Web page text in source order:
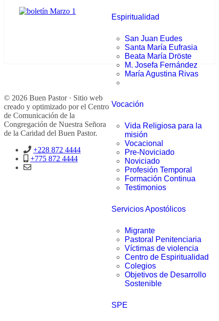
Espiritualidad
San Juan Eudes
Santa María Eufrasia
Beata María Dröste
M. Josefa Fernández
María Agustina Rivas
Vocación
Vida Religiosa para la
misión
Vocacional
Pre-Noviciado
Noviciado
Profesión Temporal
Formación Continua
Testimonios
Servicios Apostólicos
Migrante
Pastoral Penitenciaria
Víctimas de violencia
Centro de Espiritualidad
Colegios
Objetivos de Desarrollo
Sostenible
SPE
© 2026 Buen Pastor · Sitio web
creado y optimizado por el Centro
de Comunicación de la
Congregación de Nuestra Señora
de la Caridad del Buen Pastor.
+228 872 4444
+775 872 4444